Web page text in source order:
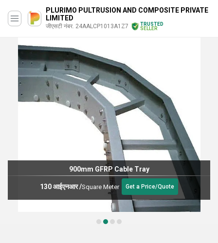
PLURIMO PULTRUSION AND COMPOSITE PRIVATE
LIMITED
जीएसटी नंबर. 24AALCP1013A1Z7
TRUSTED
SELLER
900mm GFRP Cable Tray
130 आईएनआर/Square Meter Get a Price/Quote